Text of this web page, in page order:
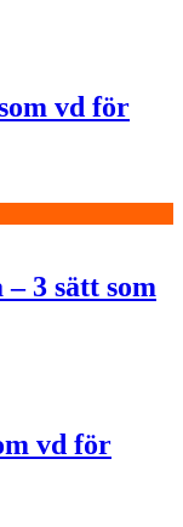
vd för
3 sätt som
vd för